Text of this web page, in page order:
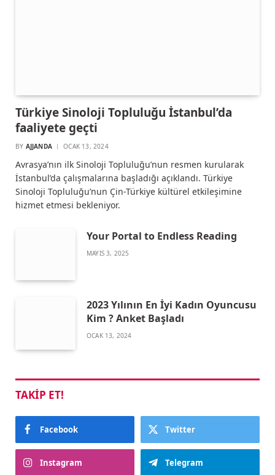
Türkiye Sinoloji Topluluğu İstanbul’da
faaliyete geçti
BY AJJANDA OCAK 13, 2024
Avrasya’nın ilk Sinoloji Topluluğu’nun resmen kurularak
İstanbul’da çalışmalarına başladığı açıklandı. Türkiye
Sinoloji Topluluğu’nun Çin-Türkiye kültürel etkileşimine
hizmet etmesi bekleniyor.
Your Portal to Endless Reading
MAYIS 3, 2025
2023 Yılının En İyi Kadın Oyuncusu
Kim ? Anket Başladı
OCAK 13, 2024
TAKIP ET!
Facebook Twitter
Instagram Telegram